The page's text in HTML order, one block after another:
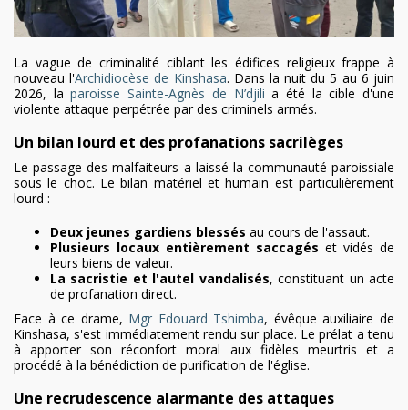
La vague de criminalité ciblant les édifices religieux frappe à
nouveau l'Archidiocèse de Kinshasa. Dans la nuit du 5 au 6 juin
2026, laparoisse Sainte-Agnès de N’djili a été la cible d'une
violente attaque perpétrée par des criminels armés.
Un bilan lourd et des profanations sacrilèges
Le passage des malfaiteurs a laissé la communauté paroissiale
sous le choc. Le bilan matériel et humain est particulièrement
lourd :
Deux jeunes gardiens blessés au cours de l'assaut.
Plusieurs locaux entièrement saccagés et vidés de
leurs biens de valeur.
La sacristie et l'autel vandalisés, constituant un acte
de profanation direct.
Face à ce drame, Mgr Edouard Tshimba, évêque auxiliaire de
Kinshasa, s'est immédiatement rendu sur place. Le prélat a tenu
à apporter son réconfort moral aux fidèles meurtris et a
procédé à la bénédiction de purification de l'église.
Une recrudescence alarmante des attaques